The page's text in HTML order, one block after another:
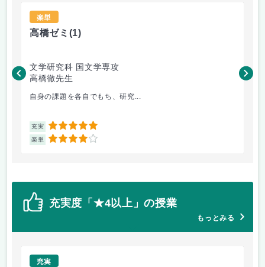
楽単
高橋ゼミ (1)
文学研究科 国文学専攻
高橋徹先生
自身の課題を各自でもち、研究...
充実 5
楽単 4
降
充実度「★4以上」の授業
もっとみる
充実